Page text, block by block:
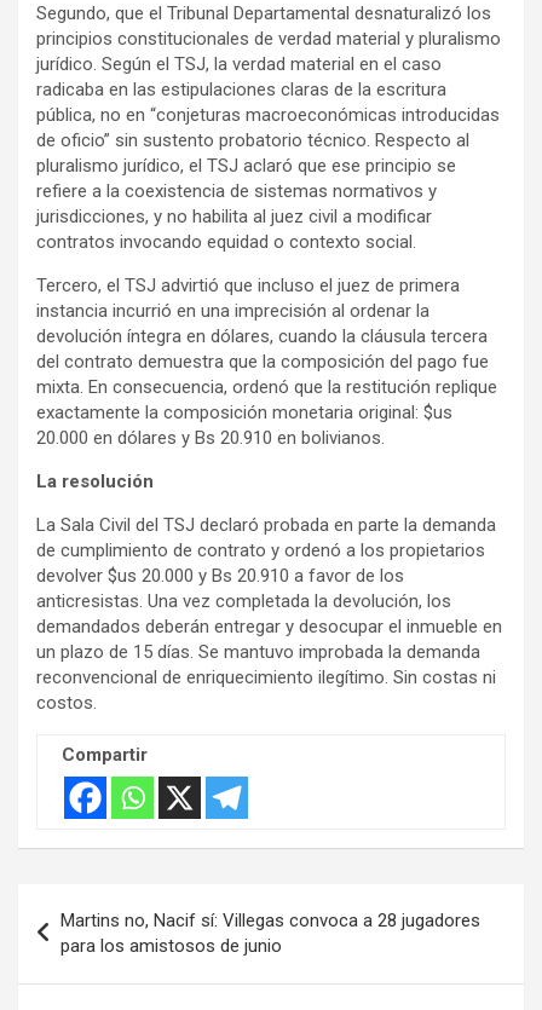
Segundo, que el Tribunal Departamental desnaturalizó los
principios constitucionales de verdad material y pluralismo
jurídico. Según el TSJ, la verdad material en el caso
radicaba en las estipulaciones claras de la escritura
pública, no en “conjeturas macroeconómicas introducidas
de oficio” sin sustento probatorio técnico. Respecto al
pluralismo jurídico, el TSJ aclaró que ese principio se
refiere a la coexistencia de sistemas normativos y
jurisdicciones, y no habilita al juez civil a modificar
contratos invocando equidad o contexto social.
Tercero, el TSJ advirtió que incluso el juez de primera
instancia incurrió en una imprecisión al ordenar la
devolución íntegra en dólares, cuando la cláusula tercera
del contrato demuestra que la composición del pago fue
mixta. En consecuencia, ordenó que la restitución replique
exactamente la composición monetaria original: $us
20.000 en dólares y Bs 20.910 en bolivianos.
La resolución
La Sala Civil del TSJ declaró probada en parte la demanda
de cumplimiento de contrato y ordenó a los propietarios
devolver $us 20.000 y Bs 20.910 a favor de los
anticresistas. Una vez completada la devolución, los
demandados deberán entregar y desocupar el inmueble en
un plazo de 15 días. Se mantuvo improbada la demanda
reconvencional de enriquecimiento ilegítimo. Sin costas ni
costos.
Compartir
de
entradas
Martins no, Nacif sí: Villegas convoca a 28 jugadores
para los amistosos de junio